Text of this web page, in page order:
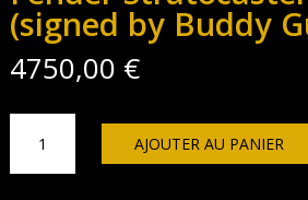
(signed by Buddy
4750,00 €
Fender
AJOUTER AU PANIER